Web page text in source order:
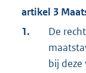
artikel 3
1.
De
bij